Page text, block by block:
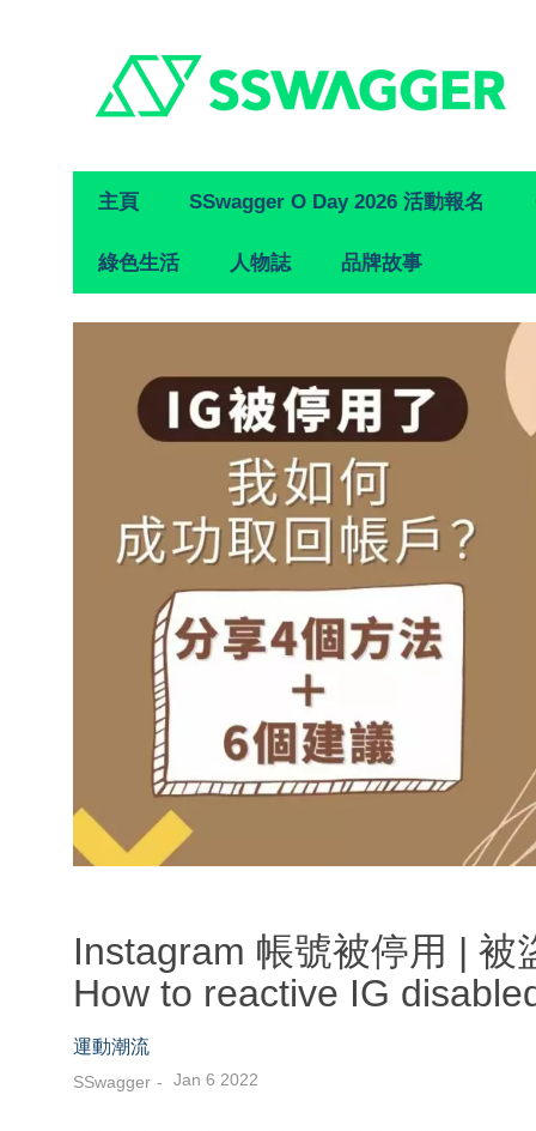
Primary
Navigation
主頁 SSwagger O Day 2026 活動報名
綠色生活 人物誌 品牌故事
Instagram 帳號被停用 | 被
How to reactive IG
運動潮流
SSwagger Jan 6 2022